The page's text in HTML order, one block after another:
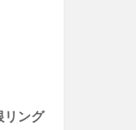
リング